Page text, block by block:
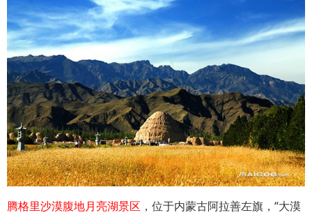
腾格里沙漠腹地月亮湖景区 ，位于内蒙古阿拉善左旗，“大漠